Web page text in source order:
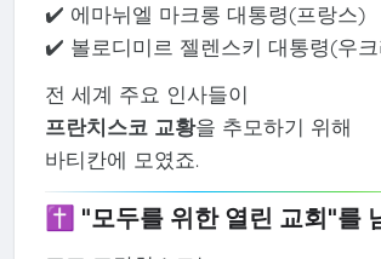
✔️ 에마뉘엘 마크롱 대통령(프랑스)
✔️ 볼로디미르 젤렌스키 대통령(우
전 세계 주요 인사들이
프란치스코 교황을 추모하기 위해
바티칸에 모였죠.
✝️ "모두를 위한 열린 교회"를